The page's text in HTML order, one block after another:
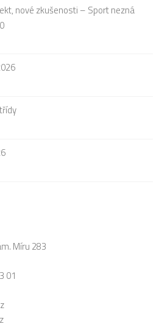
nové zkušenosti – Sport nezná
Míru 283
01